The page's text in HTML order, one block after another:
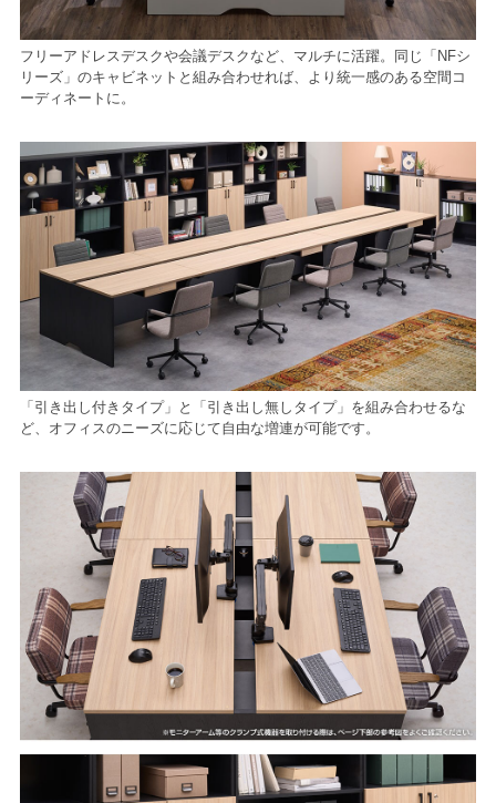
フリーアドレスデスクや会議デスクなど、マルチに活躍。同じ「NFシ
リーズ」のキャビネットと組み合わせれば、より統一感のある空間コ
ーディネートに。
「引き出し付きタイプ」と「引き出し無しタイプ」を組み合わせるな
ど、オフィスのニーズに応じて自由な増連が可能です。